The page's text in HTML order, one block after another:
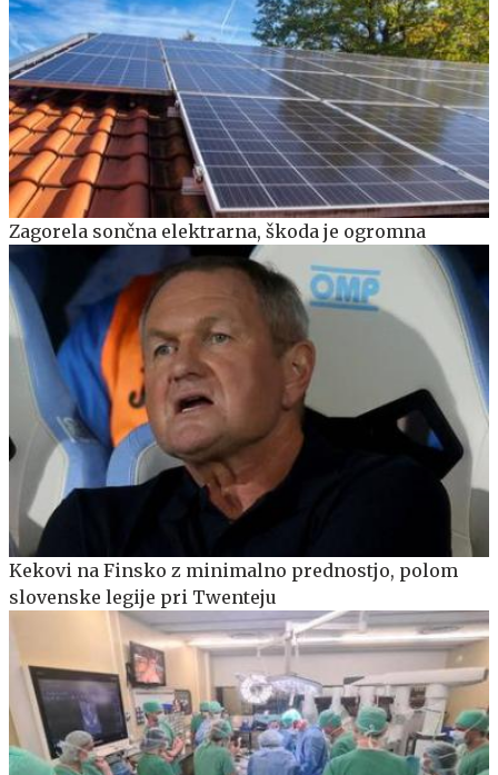
Zagorela sončna elektrarna, škoda je ogromna
Kekovi na Finsko z minimalno prednostjo, polom
slovenske legije pri Twenteju